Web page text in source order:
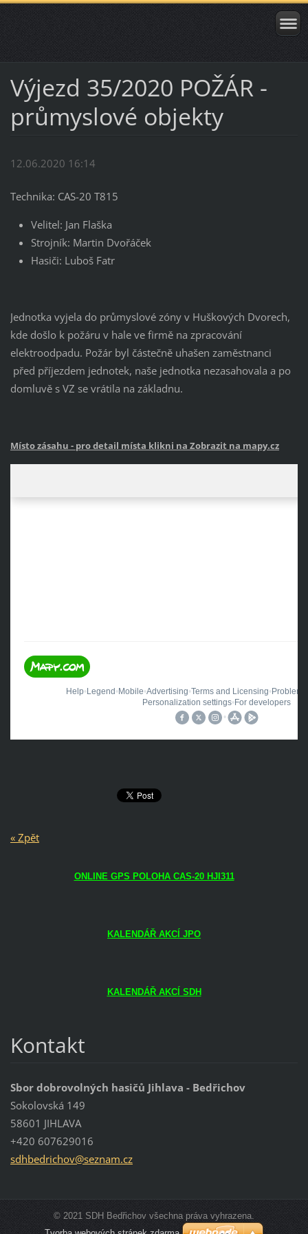
Výjezd 35/2020 POŽÁR -
průmyslové objekty
12.06.2020 16:14
Technika: CAS-20 T815
Velitel: Jan Flaška
Strojník: Martin Dvořáček
Hasiči: Luboš Fatr
Jednotka vyjela do průmyslové zóny v Huškových Dvorech,
kde došlo k požáru v hale ve firmě na zpracování
elektroodpadu. Požár byl částečně uhašen zaměstnanci
před příjezdem jednotek, naše jednotka nezasahovala a po
domluvě s VZ se vrátila na základnu.
Místo zásahu - pro detail místa klikni na Zobrazit na mapy.cz
« Zpět
ONLINE GPS POLOHA CAS-20 HJI311
KALENDÁŘ AKCÍ JPO
KALENDÁŘ AKCÍ SDH
Kontakt
Sbor dobrovolných hasičů Jihlava - Bedřichov
Sokolovská 149
58601 JIHLAVA
+420 607629016
sdhbedrichov@seznam.cz
© 2021 SDH Bedřichov všechna práva vyhrazena.